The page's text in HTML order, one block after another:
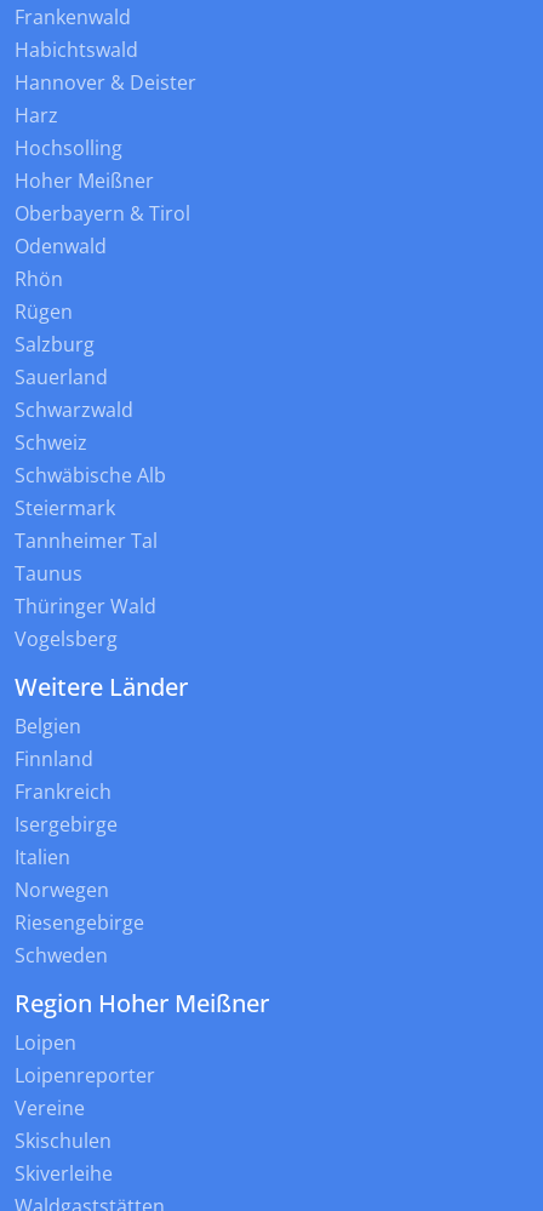
Frankenwald
Habichtswald
Hannover & Deister
Harz
Hochsolling
Hoher Meißner
Oberbayern & Tirol
Odenwald
Rhön
Rügen
Salzburg
Sauerland
Schwarzwald
Schweiz
Schwäbische Alb
Steiermark
Tannheimer Tal
Taunus
Thüringer Wald
Vogelsberg
Weitere Länder
Belgien
Finnland
Frankreich
Isergebirge
Italien
Norwegen
Riesengebirge
Schweden
Region Hoher Meißner
Loipen
Loipenreporter
Vereine
Skischulen
Skiverleihe